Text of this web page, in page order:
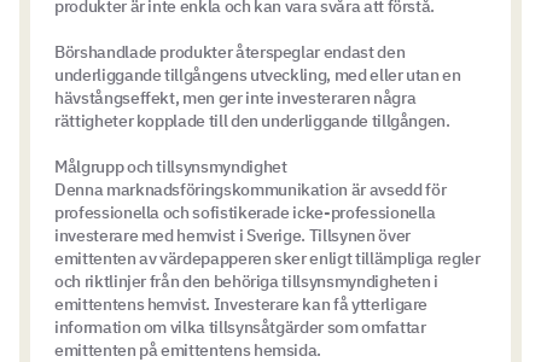
produkter är inte enkla och kan vara svåra att förstå.
Börshandlade produkter återspeglar endast den
underliggande tillgångens utveckling, med eller utan en
hävstångseffekt, men ger inte investeraren några
rättigheter kopplade till den underliggande tillgången.
Målgrupp och tillsynsmyndighet
Denna marknadsföringskommunikation är avsedd för
professionella och sofistikerade icke-professionella
investerare med hemvist i Sverige. Tillsynen över
emittenten av värdepapperen sker enligt tillämpliga regler
och riktlinjer från den behöriga tillsynsmyndigheten i
emittentens hemvist. Investerare kan få ytterligare
information om vilka tillsynsåtgärder som omfattar
emittenten på emittentens hemsida.